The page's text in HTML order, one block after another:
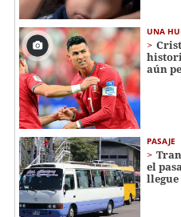
UNA
aún
PASAJE
el
llegue